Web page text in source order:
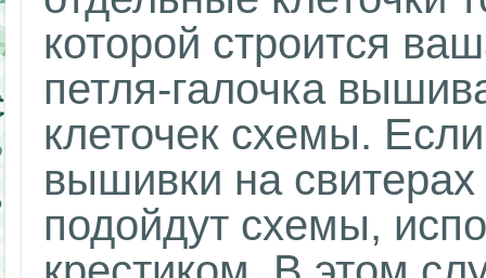
которой строится
петля-галочка
клеточек схемы.
вышивки на
подойдут схемы,